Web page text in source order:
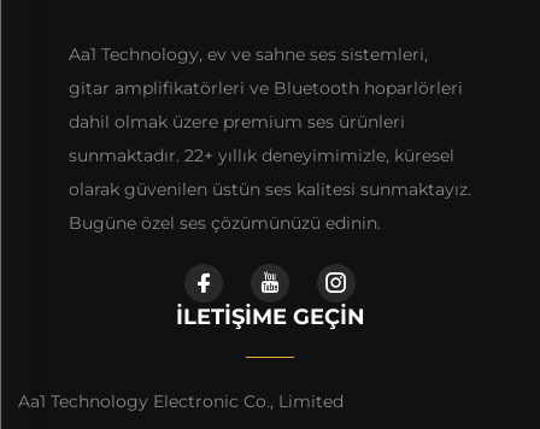
Aa1 Technology, ev ve sahne ses sistemleri,
gitar amplifikatörleri ve Bluetooth hoparlörleri
dahil olmak üzere premium ses ürünleri
sunmaktadır. 22+ yıllık deneyimimizle, küresel
olarak güvenilen üstün ses kalitesi sunmaktayız.
Bugüne özel ses çözümünüzü edinin.
İLETIŞIME GEÇIN
Aa1 Technology Electronic Co., Limited